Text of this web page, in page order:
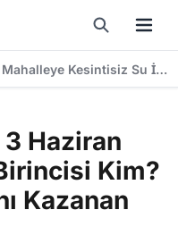
Mudanya'da 10 Mahalleye Kesintisiz Su İçin Yeni Depo Projesinde Yüzde 70 İlerleme
Haziran
Kim?
Kazanan